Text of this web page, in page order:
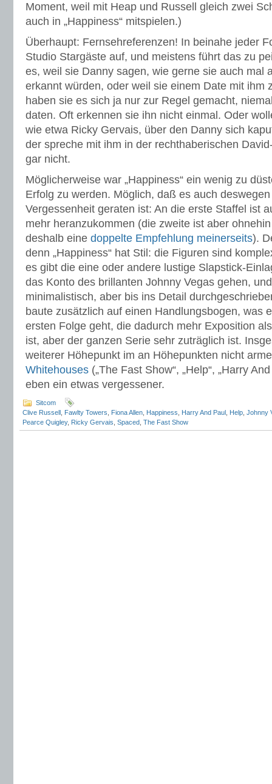
Moment, weil mit Heap und Russell gleich zwei
auch in „Happiness“ mitspielen.)
Überhaupt: Fernsehreferenzen! In beinahe jeder
Studio Stargäste auf, und meistens führt das zu
es, weil sie Danny sagen, wie gerne sie auch mal
erkannt würden, oder weil sie einem Date mit
haben sie es sich ja nur zur Regel gemacht,
daten. Oft erkennen sie ihn nicht einmal. Oder
wie etwa Ricky Gervais, über den Danny sich
der spreche mit ihm in der rechthaberischen
gar nicht.
Möglicherweise war „Happiness“ ein wenig zu
Erfolg zu werden. Möglich, daß es auch
Vergessenheit geraten ist: An die erste Staffel ist
mehr heranzukommen (die zweite ist aber
deshalb eine doppelte Empfehlung meinerseits).
denn „Happiness“ hat Stil: die Figuren sind
es gibt die eine oder andere lustige Slapstick-
das Konto des brillanten Johnny Vegas gehen,
minimalistisch, aber bis ins Detail
baute zusätzlich auf einen Handlungsbogen, was
ersten Folge geht, die dadurch mehr Exposition
ist, aber der ganzen Serie sehr zuträglich ist.
weiterer Höhepunkt im an Höhepunkten nicht
Whitehouses („The Fast Show“, „Help“, „Harry
eben ein etwas vergessener.
Sitcom
Clive Russell Fawlty Towers Fiona Allen Happiness Harry And Paul Help Johnny
Pearce Quigley, Ricky Gervais Spaced The Fast Show